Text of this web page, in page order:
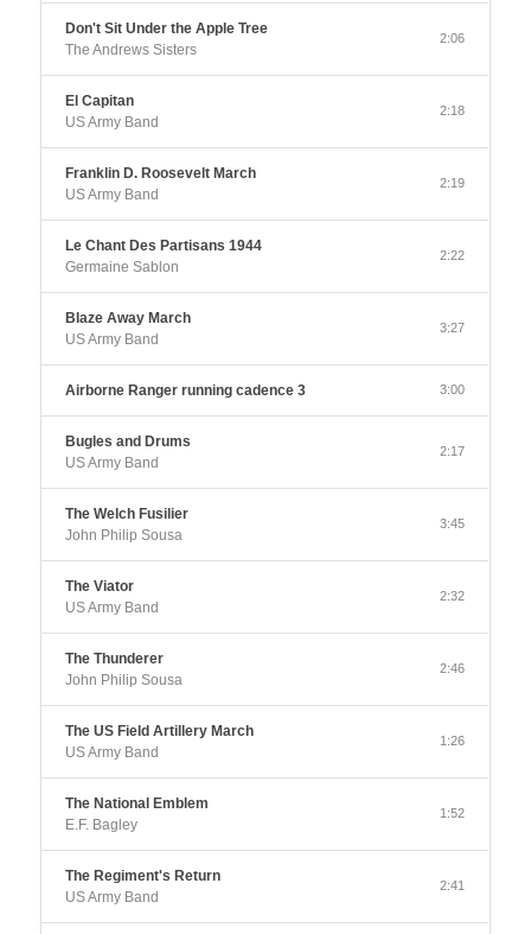
Don't Sit Under the Apple Tree
The Andrews Sisters
2:06
El Capitan
US Army Band
2:18
Franklin D. Roosevelt March
US Army Band
2:19
Le Chant Des Partisans 1944
Germaine Sablon
2:22
Blaze Away March
US Army Band
3:27
Airborne Ranger running cadence 3 3:00
Bugles and Drums
US Army Band
2:17
The Welch Fusilier
John Philip Sousa
3:45
The Viator
US Army Band
2:32
The Thunderer
John Philip Sousa
2:46
The US Field Artillery March
US Army Band
1:26
The National Emblem
E.F. Bagley
1:52
The Regiment's Return
US Army Band
2:41